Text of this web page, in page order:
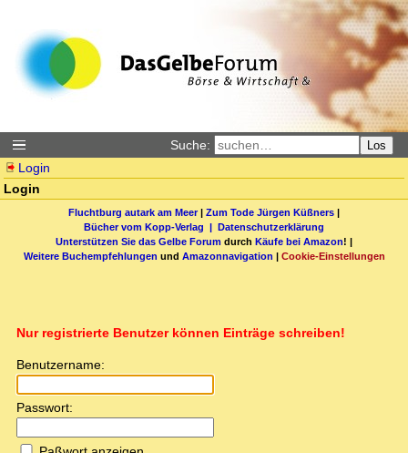
Suche: Los
Login
Login
Fluchtburg autark am Meer| Zum Tode Jürgen Küßners |
Bücher vom Kopp-Verlag | Datenschutzerklärung
Unterstützen Sie das Gelbe Forum durch Käufe bei Amazon! |
Weitere Buchempfehlungen und Amazonnavigation | Cookie-Einstellungen
Nur registrierte Benutzer können Einträge schreiben!
Benutzername:
Passwort: